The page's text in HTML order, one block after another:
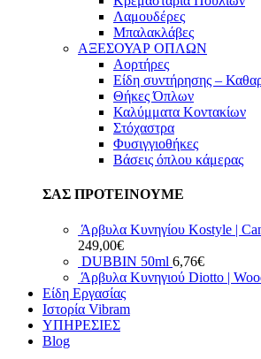
Λαμουδέρες
Μπαλακλάβες
ΑΞΕΣΟΥΑΡ ΟΠΛΩΝ
Αορτήρες
Είδη συντήρησης –
Θήκες Όπλων
Καλύμματα Κοντακίων
Στόχαστρα
Φυσιγγιοθήκες
Βάσεις όπλου κάμερας
ΣΑΣ ΠΡΟΤΕΙΝΟΥΜΕ
Άρβυλα Κυνηγίου Kostyle |
249,00€
DUBBIN 50ml 6,76€
Άρβυλα Κυνηγιού Diotto |
Είδη Εργασίας
Ιστορία Vibram
ΥΠΗΡΕΣΙΕΣ
Blog